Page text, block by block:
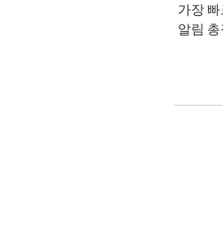
가장
알림